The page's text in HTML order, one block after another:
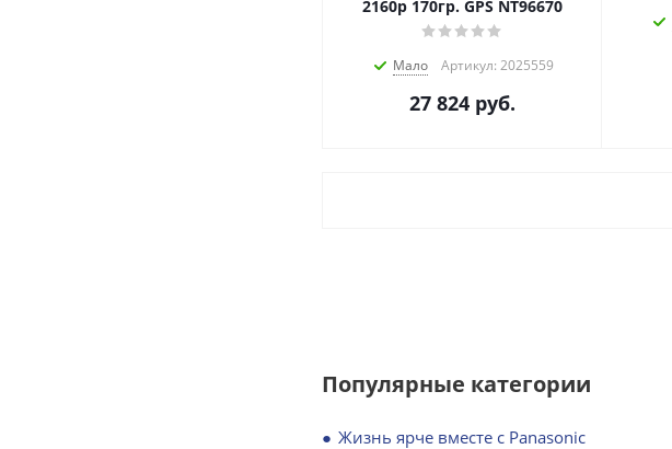
2160p 170гр. GPS NT96670
Мало Артикул: 2025559
27 824 руб.
Популярные категории
Жизнь ярче вместе с Panasonic